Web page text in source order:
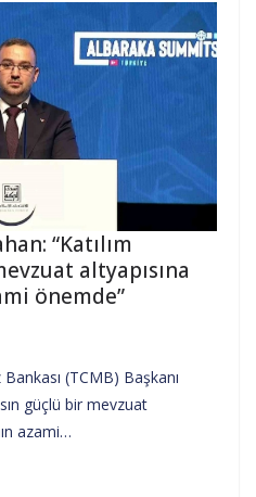
“Katılım
altyapısına
önemde”
(TCMB) Başkanı
güçlü bir mevzuat
azami…